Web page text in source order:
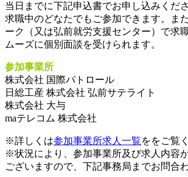
当日までに下記申込書でお申し込みくださ
求職中のどなたでもご参加できます。ま
ーク（又は弘前就労支援センター）で求
ムーズに個別面談を受けられます。
参加事業所
株式会社 国際パトロール
日総工産 株式会社 弘前サテライト
株式会社 大与
maテレコム 株式会社
※詳しくは参加事業所求人一覧ををご覧
※状況により、参加事業所及び求人内容
ございますので、下記事務局までお問合